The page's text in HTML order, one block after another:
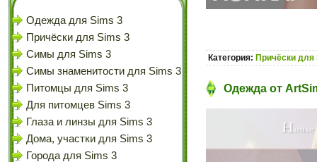
Одежда для Sims 3
Причёски для Sims 3
Симы для Sims 3
Симы знаменитости для Sims 3
Питомцы для Sims 3
Для питомцев Sims 3
Глаза и линзы для Sims 3
Дома, участки для Sims 3
Города для Sims 3
Категория: Причёски для
Одежда от